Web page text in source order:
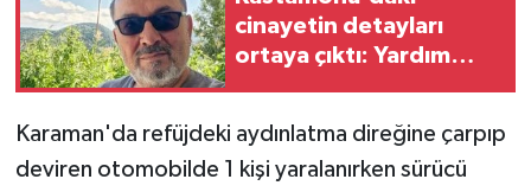
cinayetin detayları
ortaya çıktı: Yardım
Karaman'da refüjdeki aydınlatma direğine çarpıp
deviren otomobilde 1 kişi yaralanırken sürücü